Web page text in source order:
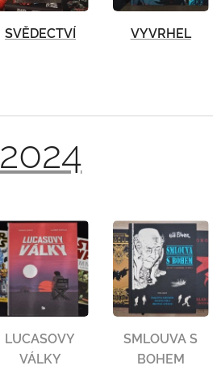
SVĚDECTVÍ VYVRHEL
2024
LUCASOVY
VÁLKY
SMLOUVA S
BOHEM